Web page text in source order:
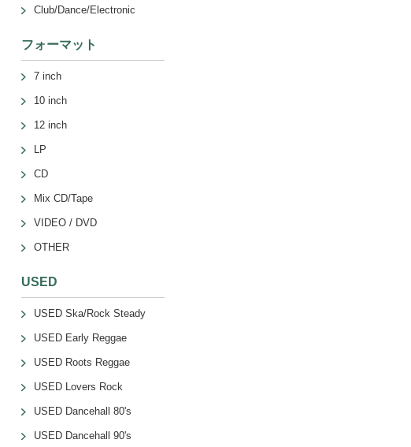
Club/Dance/Electronic
フォーマット
7 inch
10 inch
12 inch
LP
CD
Mix CD/Tape
VIDEO / DVD
OTHER
USED
USED Ska/Rock Steady
USED Early Reggae
USED Roots Reggae
USED Lovers Rock
USED Dancehall 80's
USED Dancehall 90's